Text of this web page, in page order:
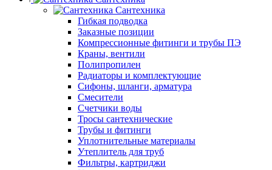
Сантехника
Гибкая подводка
Заказные позиции
Компрессионные фитинги и трубы ПЭ
Краны, вентили
Полипропилен
Радиаторы и комплектующие
Сифоны, шланги, арматура
Смесители
Счетчики воды
Тросы сантехнические
Трубы и фитинги
Уплотнительные материалы
Утеплитель для труб
Фильтры, картриджи